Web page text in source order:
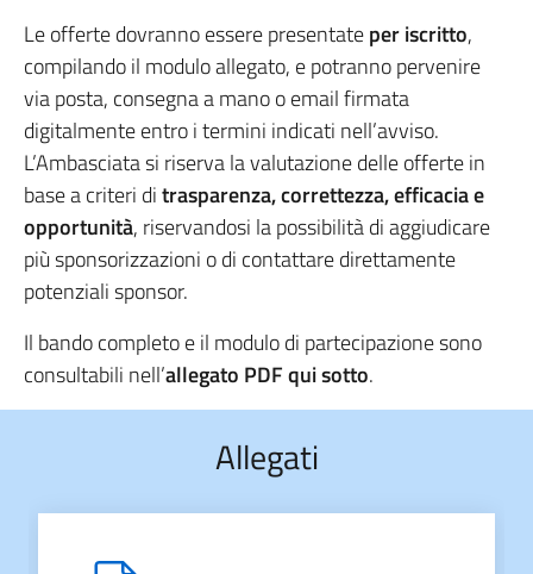
Le offerte dovranno essere presentateper iscritto,
compilando il modulo allegato, e potranno pervenire
via posta, consegna a mano o email firmata
digitalmente entro i termini indicati nell’avviso.
L’Ambasciata si riserva la valutazione delle offerte in
base a criteri ditrasparenza, correttezza, efficacia e
opportunità, riservandosi la possibilità di aggiudicare
più sponsorizzazioni o di contattare direttamente
potenziali sponsor.
Il bando completo e il modulo di partecipazione sono
consultabili nell’allegato PDF qui sotto.
Allegati